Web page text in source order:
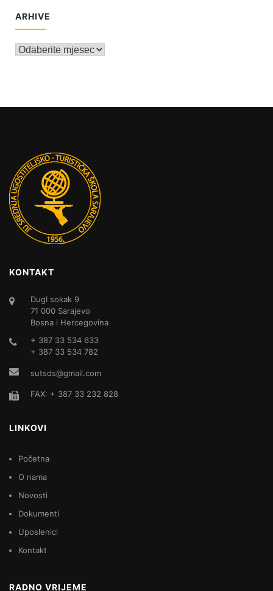
ARHIVE
Arhive
KONTAKT
DugI sokak 9
71 000 Sarajevo
Bosna i Hercegovina
+ 387 33 534 633
+ 387 33 534 782
sutsds@gmail.com
FAX: + 387 33 232 828
LINKOVI
Početna
O nama
Novosti
Dokumenti
Uposlenici
Kontakt
RADNO VRIJEME